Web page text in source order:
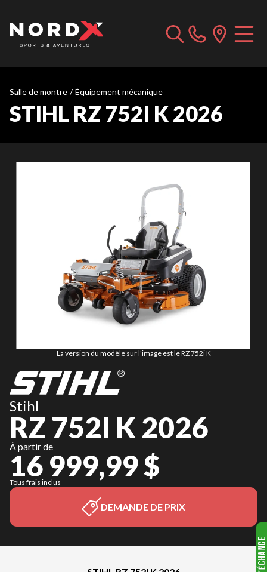
Salle de montre / Équipement mécanique
STIHL RZ 752I K 2026
La version du modèle sur l'image est le RZ 752i K
Stihl
RZ 752I K 2026
À partir de
16 999,99 $
Tous frais inclus
DEMANDE DE PRIX